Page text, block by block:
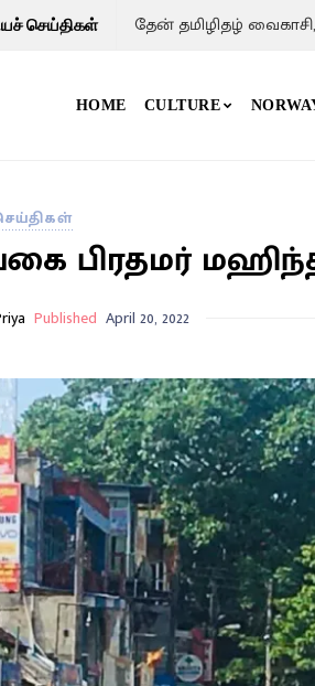
செய்திகள் தேன் தமிழிதழ்
HOME CULTURE
பிரதமர்
Published April 20, 2022